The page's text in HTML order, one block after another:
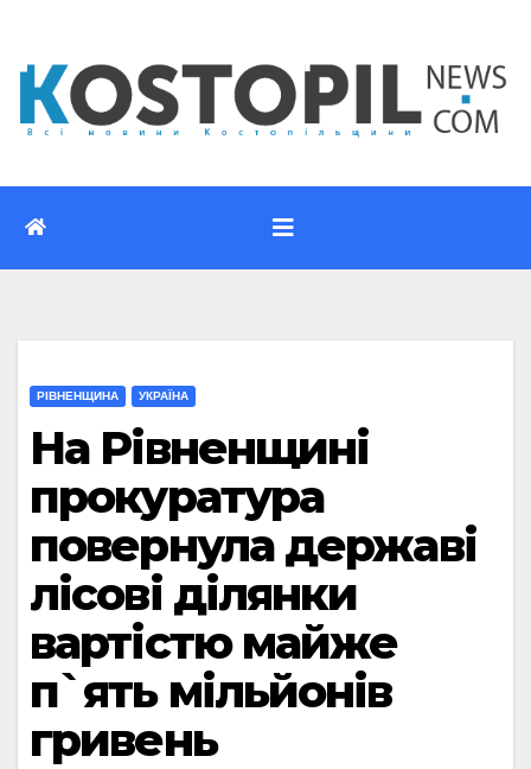
вмісту
РІВНЕНЩИНА УКРАЇНА
На Рівненщині
прокуратура
повернула державі
лісові ділянки
вартістю майже
п`ять мільйонів
гривень